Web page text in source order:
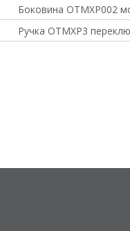
Боковина OTMXP002
Ручка OTMXP3